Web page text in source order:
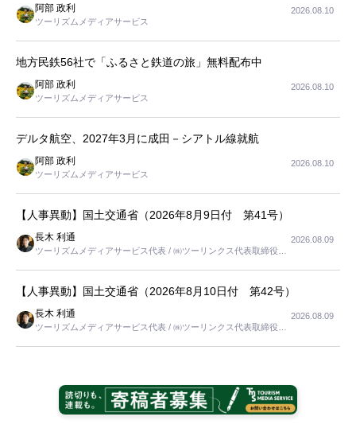
阿部 政利
ツーリズムメディアサービス
2026.08.10
地方民鉄56社で「ふるさと鉄道の旅」無料配布中
阿部 政利
ツーリズムメディアサービス
2026.08.10
デルタ航空、2027年3月に成田－シアトル線就航
阿部 政利
ツーリズムメディアサービス
2026.08.10
【人事異動】国土交通省（2026年8月9日付 第41号）
長木 利通
ツーリズムメディアサービス代表 / ㈱ツーリンクス代表取締役社
2026.08.09
【人事異動】国土交通省（2026年8月10日付 第42号）
長木 利通
ツーリズムメディアサービス代表 / ㈱ツーリンクス代表取締役社
2026.08.09